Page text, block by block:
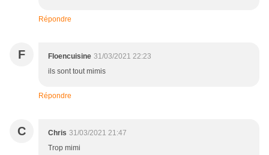
Répondre
F Floencuisine 31/03/2021 22:23
ils sont tout mimis
Répondre
C Chris 31/03/2021 21:47
Trop mimi